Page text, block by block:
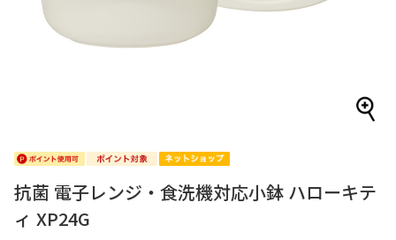
抗菌 電子レンジ・食洗機対応小鉢 ハローキテ
ィ XP24G